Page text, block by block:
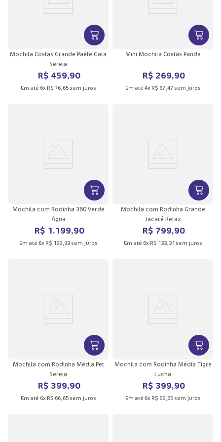
VER MAIS INFORMAÇÕES DO
Mochila Costas Grande Paête Gata
Sereia
R$ 459,90
Em até 6x R$ 76, 65sem juros
VER
Mini Mochila Costas Panda
R$ 269,90
Em até 4x R$ 67, 47sem juros
VER MAIS INFORMAÇÕES DO
Mochila com Rodinha 360 Verde
Água
R$ 1.199,90
Em até 6x R$ 199, 98sem juros
VER
Mochila com Rodinha Grande
Jacaré Relax
R$ 799,90
Em até 6x R$ 133, 31 sem juros
VER MAIS INFORMAÇÕES DO
Mochila com Rodinha Média Pet
Sereia
R$ 399,90
Em até 6x R$ 66, 65sem juros
VER
Mochila com Rodinha Média Tigre
Lucha
R$ 399,90
Em até 6x R$ 66, 65sem juros